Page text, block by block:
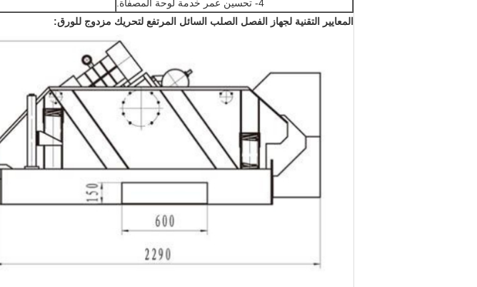
4- تحسين عمر خدمة لوحة المصفاة.
المعايير التقنية لجهاز الفصل الصلب السائل المرتفع لتحريك مزدوج للورق: